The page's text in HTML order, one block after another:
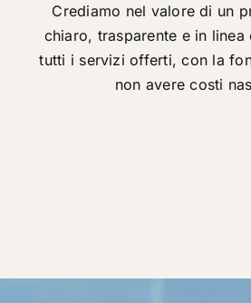
Crediamo nel valore di un
chiaro, trasparente e in
tutti i servizi offerti, con la
non avere costi